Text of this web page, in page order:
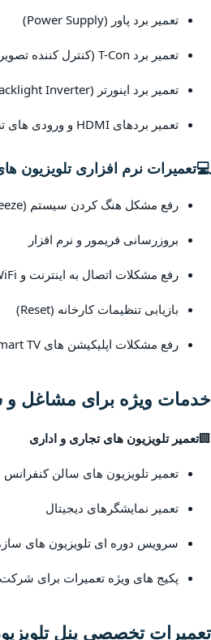
تعمیر برد پاور (Power Supply)
تعمیر برد T-Con (کنترل کننده تصویر)
تعمیر برد اینورتر (Backlight Inverter)
تعمیر بردهای HDMI و ورودی های تصویری
💻تعمیرات نرم افزاری تلویزیون
رفع مشکل هنگ کردن سیستم (Freeze)
بروزرسانی فریمور و نرم افزار
رفع مشکلات اتصال به اینترنت و WiFi
بازیابی تنظیمات کارخانه (Reset)
رفع مشکلات اپلیکیشن های Smart TV
خدمات ویژه برای مشاغل و
🏢تعمیر تلویزیون های تجاری و اداری
تعمیر تلویزیون های سالن کنفرانس
تعمیر نمایشگرهای دیجیتال
سرویس دوره ای تلویزیون های
پکیج های ویژه تعمیرات برای
تعمیرات تخصصی پنل